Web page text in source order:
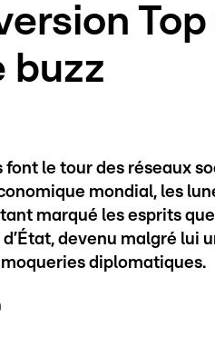
buzz
font le tour des réseaux
mondial, les
marqué les esprits
devenu malgré lui
diplomatiques.